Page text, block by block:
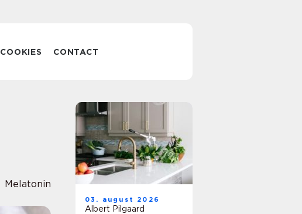
COOKIES CONTACT
Melatonin
03. august 2026
Albert Pilgaard